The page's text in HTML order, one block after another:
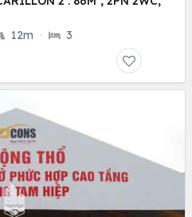
12m · 3